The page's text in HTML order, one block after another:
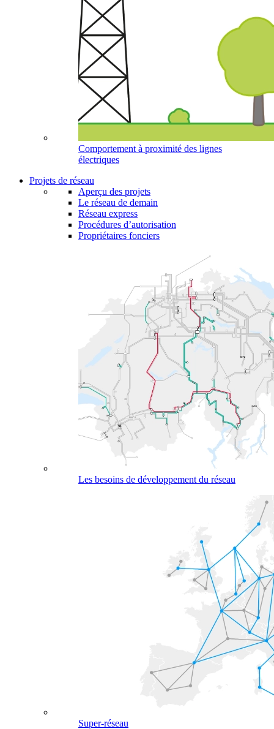
Comportement à proximité des lignes
électriques
Projets de réseau
Aperçu des projets
Le réseau de demain
Réseau express
Procédures d’autorisation
Propriétaires fonciers
Les besoins de développement du réseau
Super-réseau